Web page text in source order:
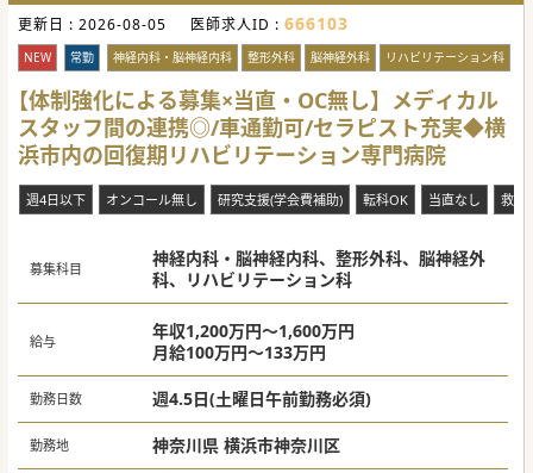
更新日 : 2026-08-05 医師求人ID : 666103
NEW 常勤 神経内科・脳神経内科 整形外科 脳神経外科 リハビリテーション科
【体制強化による募集×当直・OC無し】メディカル
スタッフ間の連携◎/車通勤可/セラピスト充実◆横
浜市内の回復期リハビリテーション専門病院
週4日以下 オンコール無し 研究支援(学会費補助) 転科OK 当直なし 救急
募集科目
神経内科・脳神経内科、整形外科、脳神経外
科、リハビリテーション科
給与
年収1,200万円～1,600万円
月給100万円～133万円
勤務日数 週4.5日(土曜日午前勤務必須)
勤務地 神奈川県 横浜市神奈川区